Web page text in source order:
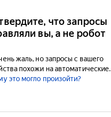
что запросы
вы, а не робот
жаль, но запросы с вашего
похожи на автоматические.
это могло произойти?